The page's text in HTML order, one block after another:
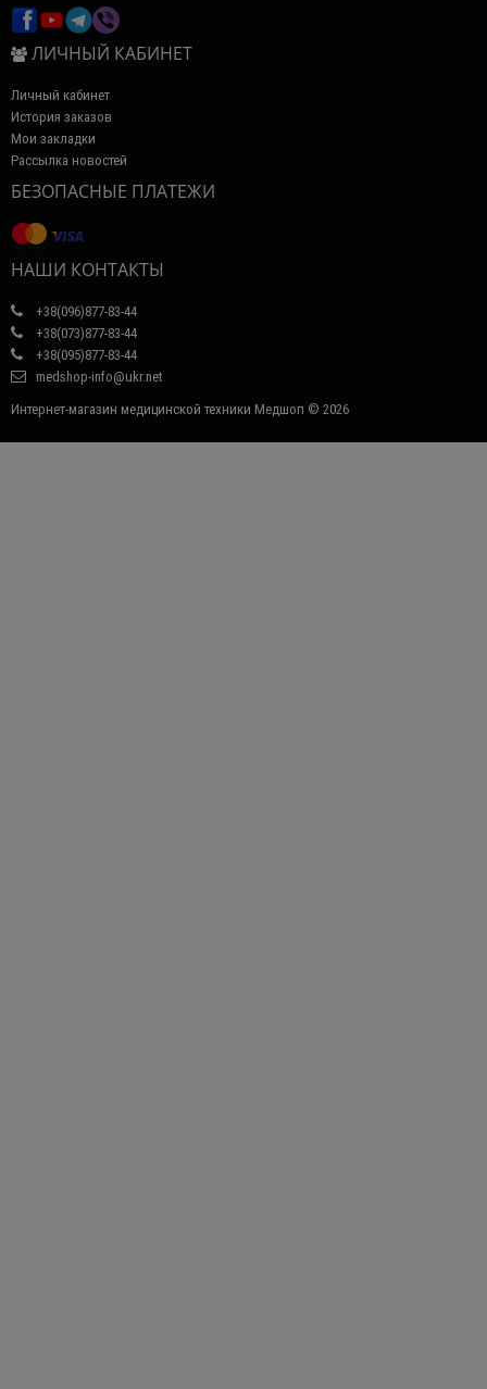
ЛИЧНЫЙ КАБИНЕТ
Личный кабинет
История заказов
Мои закладки
Рассылка новостей
БЕЗОПАСНЫЕ ПЛАТЕЖИ
НАШИ КОНТАКТЫ
+38(096)877-83-44
+38(073)877-83-44
+38(095)877-83-44
medshop-info@ukr.net
Интернет-магазин медицинской техники Медшоп © 2026